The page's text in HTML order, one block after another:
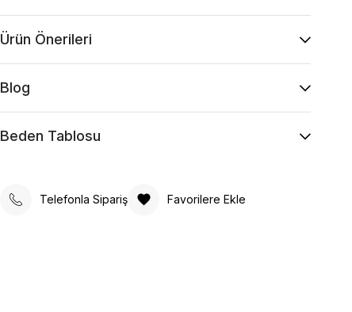
Ürün Önerileri
Blog
Beden Tablosu
Telefonla Sipariş Favorilere Ekle